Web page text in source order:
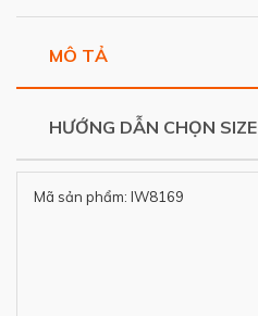
MÔ TẢ
HƯỚNG DẪN CHỌN SIZE
Mã sản phẩm: IW8169